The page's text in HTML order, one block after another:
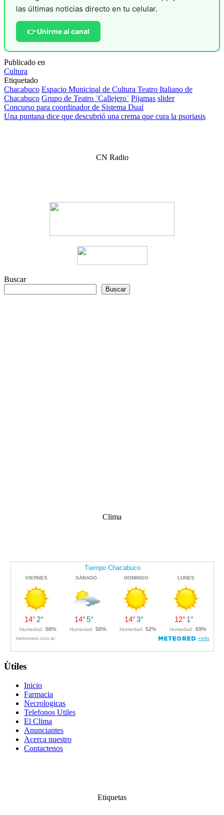
las últimas noticias directo en tu celular.
👉 Unirme al canal
Publicado en
Cultura
Etiquetado
Chacabuco Espacio Municipal de Cultura Teatro Italiano de
Chacabuco Grupo de Teatro ¨Callejero¨ Pijamas slider
Navegación
de
Concurso para coordinador de Sistema Dual
Una puntana dice que descubrió una crema que cura la psoriasis
CN Radio
Buscar
Buscar
Clima
Ùtiles
Inicio
Farmacia
Necrologicas
Telefonos Utiles
El Clima
Anunciantes
Acerca nuestro
Contactenos
Etiquetas